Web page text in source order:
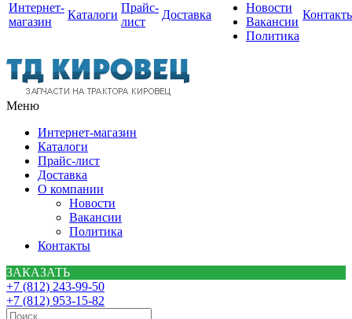
Интернет-
магазин
Каталоги
Прайс-
лист
Доставка
Новости
Вакансии
Политика
Меню
Интернет-магазин
Каталоги
Прайс-лист
Доставка
О компании
Новости
Вакансии
Политика
Контакты
ЗАКАЗАТЬ
+7 (812) 243-99-50
+7 (812) 953-15-82